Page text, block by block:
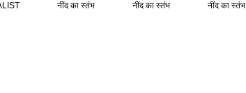
नींद का स्तंभ नींद का स्तंभ नींद का स्तंभ